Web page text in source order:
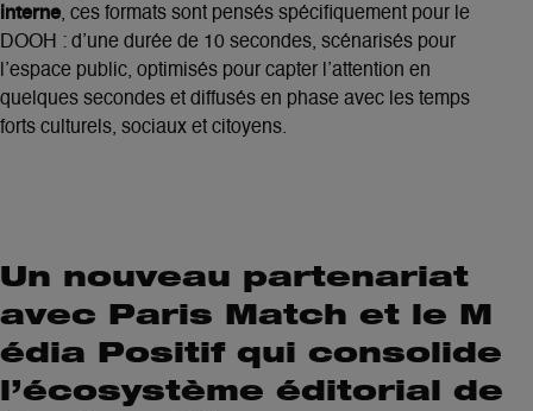
interne, ces formats sont pensés spécifiquement pour le
DOOH : d’une durée de 10 secondes, scénarisés pour
l’espace public, optimisés pour capter l’attention en
quelques secondes et diffusés en phase avec les temps
forts culturels, sociaux et citoyens.
Un nouveau partenariat
avec Paris Match et le M
édia Positif qui consolide
l’écosystème éditorial de